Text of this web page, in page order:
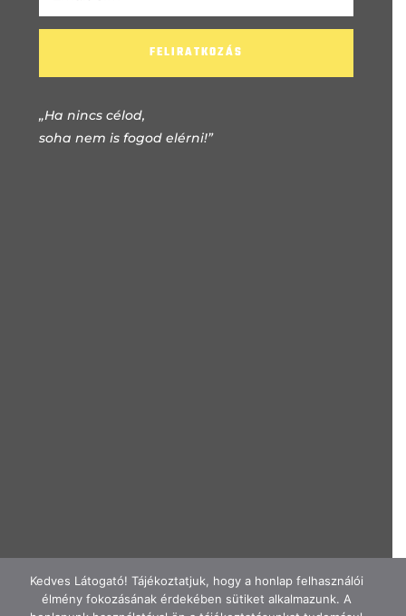
FELIRATKOZÁS
„Ha nincs célod,
soha nem is fogod elérni!”
Kedves Látogató! Tájékoztatjuk, hogy a honlap felhasználói
élmény fokozásának érdekében sütiket alkalmazunk. A